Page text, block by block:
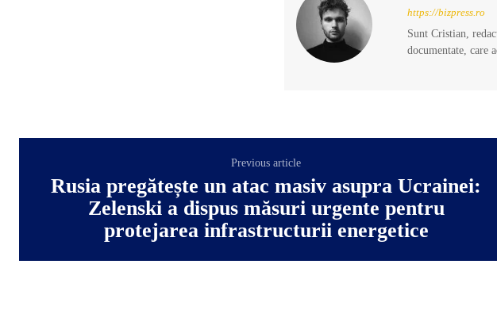
https://bizpress.ro
Sunt Cristian,
documentate, care
Previous article
Rusia pregătește un atac masiv asupra Ucrainei:
Zelenski a dispus măsuri urgente pentru
protejarea infrastructurii energetice